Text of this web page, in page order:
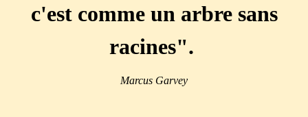
c'est comme un arbre sans
racines".
Marcus Garvey